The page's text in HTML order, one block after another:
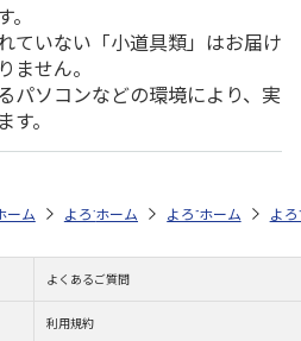
ていない「小道具類」はお届け
ません。
パソコンなどの環境により、実
。
雑貨・お役立ちグッズ 美容・健康
・百市 レジャー・アウトドア キャ
ーム よろずや・百市 レジャー・アウ
ホーム よろずや・百市
ホーム よ
よくあるご質問
利用規約